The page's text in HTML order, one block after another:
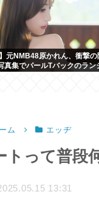
】元NMB48原かれん、衝撃
真集でパールTバックのラン
ム エッヂ
トって普段
13:31